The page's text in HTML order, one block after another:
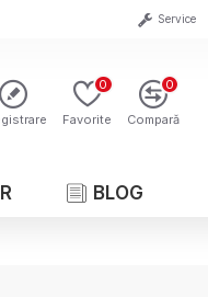
Service
Favorite
0
Compară
0
BLOG